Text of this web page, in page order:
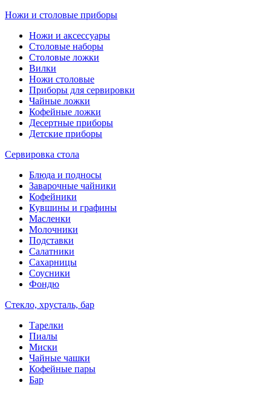
Ножи и столовые приборы
Ножи и аксессуары
Столовые наборы
Столовые ложки
Вилки
Ножи столовые
Приборы для сервировки
Чайные ложки
Кофейные ложки
Десертные приборы
Детские приборы
Сервировка стола
Блюда и подносы
Заварочные чайники
Кофейники
Кувшины и графины
Масленки
Молочники
Подставки
Салатники
Сахарницы
Соусники
Фондю
Стекло, хрусталь, бар
Тарелки
Пиалы
Миски
Чайные чашки
Кофейные пары
Бар